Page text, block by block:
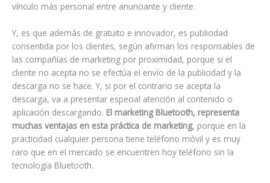
vínculo más personal entre anunciante y cliente.
Y, es que además de gratuito e innovador, es publicidad
consentida por los clientes, según afirman los responsables de
las compañías de marketing por proximidad, porque si el
cliente no acepta no se efectúa el envío de la publicidad y la
descarga no se hace. Y, si por el contrario se acepta la
descarga, va a presentar especial atención al contenido o
aplicación descargando. El marketing Bluetooth, representa
muchas ventajas en esta práctica de marketing, porque en la
practicidad cualquier persona tiene teléfono móvil y es muy
raro que en el mercado se encuentren hoy teléfono sin la
tecnología Bluetooth.